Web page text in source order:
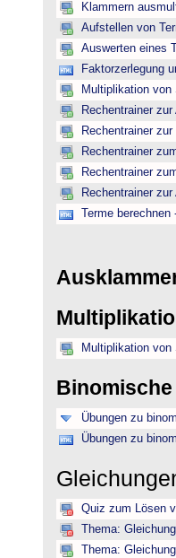
Klammern
Aufstellen von
Auswerten eines
Faktorzerlegung
Multiplikation
Rechentrainer
Rechentrainer
Rechentrainer
Rechentrainer
Rechentrainer
Terme
Multiplikation von
Übungen zu
Übungen zu
Quiz zum Lösen
Thema:
Thema: